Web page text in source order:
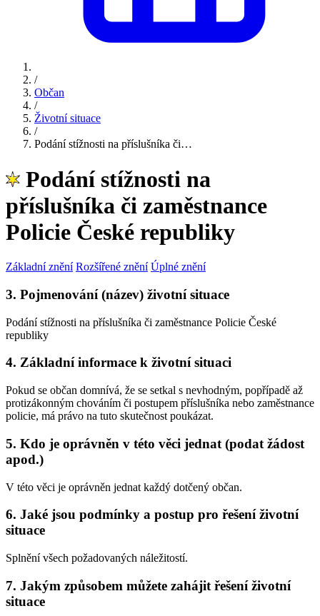
/
Občan
/
Životní situace
/
Podání stížnosti na příslušníka či…
Podání stížnosti na
příslušníka či zaměstnance
Policie České republiky
Základní znění Rozšířené znění Úplné znění
3. Pojmenování (název) životní situace
Podání stížnosti na příslušníka či zaměstnance Policie České
republiky
4. Základní informace k životní situaci
Pokud se občan domnívá, že se setkal s nevhodným, popřípadě až
protizákonným chováním či postupem příslušníka nebo zaměstnance
policie, má právo na tuto skutečnost poukázat.
5. Kdo je oprávněn v této věci jednat (podat žádost
apod.)
V této věci je oprávněn jednat každý dotčený občan.
6. Jaké jsou podmínky a postup pro řešení životní
situace
Splnění všech požadovaných náležitostí.
7. Jakým způsobem můžete zahájit řešení životní
situace